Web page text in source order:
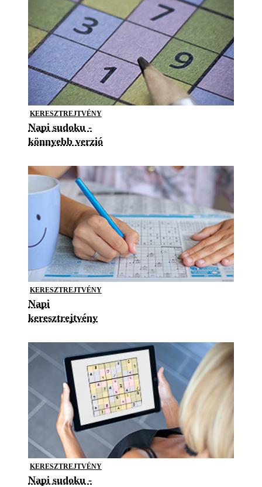
KERESZTREJTVÉNY
Napi sudoku -
könnyebb verzió
KERESZTREJTVÉNY
Napi
keresztrejtvény
KERESZTREJTVÉNY
Napi sudoku -